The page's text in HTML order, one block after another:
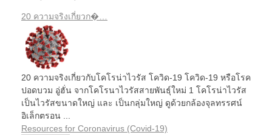
20 ความจริงเกี่ยวก�…
20 ความจริงเกี่ยวกับโคโรน่าไวรัส โควิด-19 โควิด-19 หรือโรค
ปอดบวม อู่ฮั่น จากโคโรนาไวรัสสายพันธุ์ใหม่ 1 โคโรน่าไวรัส
เป็นไวรัสขนาดใหญ่ และ เป็นกลุ่มใหญ่ ดูด้วยกล้องจุลทรรศน์
อิเล็กตรอน ...
Resources for Coronavirus (Covid-19)